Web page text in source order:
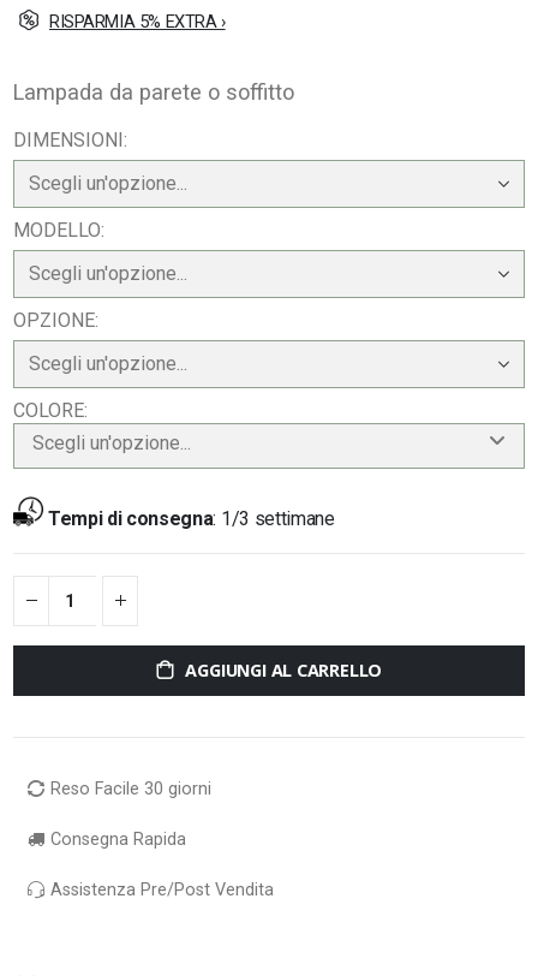
RISPARMIA 5% EXTRA ›
Lampada da parete o soffitto
DIMENSIONI
MODELLO
OPZIONE
COLORE
Scegli un'opzione...
Tempi di consegna: 1/3 settimane
AGGIUNGI AL CARRELLO
Reso Facile 30 giorni
Consegna Rapida
Assistenza Pre/Post Vendita